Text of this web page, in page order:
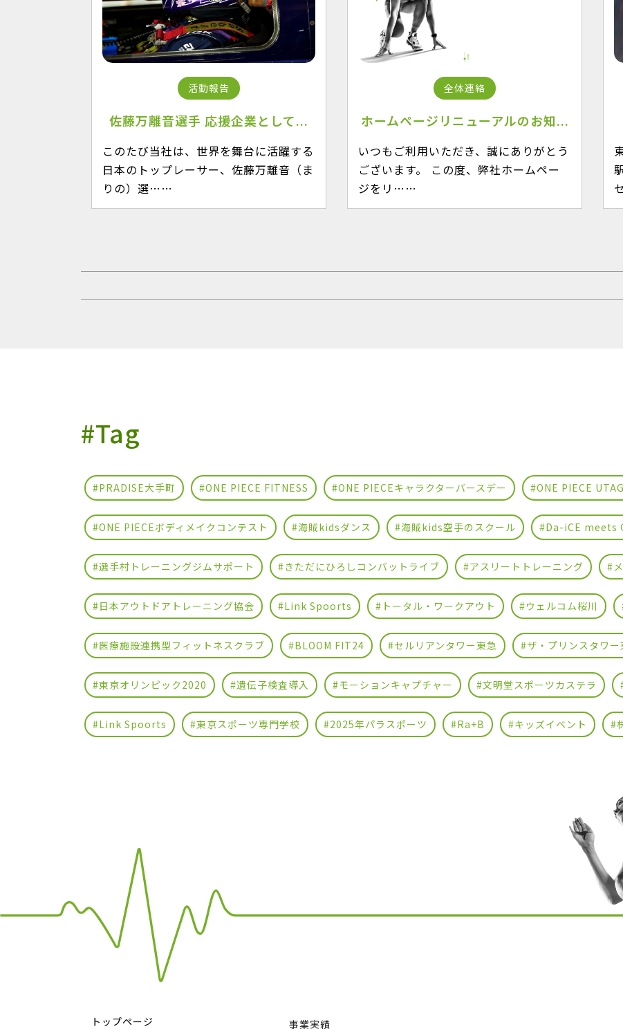
活動報告
佐藤万離音選手 応援企業として...
このたび当社は、世界を舞台に活躍する
日本のトップレーサー、佐藤万離音（ま
りの）選……
全体連絡
ホームページリニューアルのお知...
いつもご利用いただき、誠にありがとう
ございます。 この度、弊社ホームペー
ジをリ……
#Tag
#PRADISE大手町 #ONE PIECE FITNESS #ONE PIECEキャラクターバースデー #ONE PIECE
#ONE PIECEボディメイクコンテスト #海賊kidsダンス #海賊kids空手のスクール #Da-iCE meets
#選手村トレーニングジムサポート #きただにひろしコンバットライブ #アスリートトレーニング #
#日本アウトドアトレーニング協会 #Link Spoorts #トータル・ワークアウト #ウェルコム桜川
#医療施設連携型フィットネスクラブ #BLOOM FIT24 #セルリアンタワー東急 #ザ・プリンスタワー
#東京オリンピック2020 #遺伝子検査導入 #モーションキャプチャー #文明堂スポーツカステラ
#Link Spoorts #東京スポーツ専門学校 #2025年パラスポーツ #Ra+B #キッズイベント #
トップページ 事業実績